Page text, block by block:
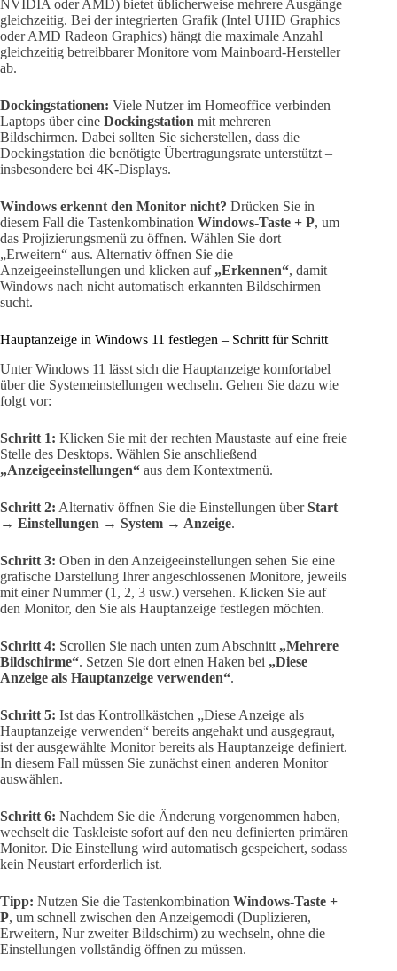
NVIDIA oder AMD) bietet üblicherweise mehrere Ausgänge
gleichzeitig. Bei der integrierten Grafik (Intel UHD Graphics
oder AMD Radeon Graphics) hängt die maximale Anzahl
gleichzeitig betreibbarer Monitore vom Mainboard-Hersteller
ab.
Dockingstationen: Viele Nutzer im Homeoffice verbinden
Laptops über eine Dockingstation mit mehreren
Bildschirmen. Dabei sollten Sie sicherstellen, dass die
Dockingstation die benötigte Übertragungsrate unterstützt –
insbesondere bei 4K-Displays.
Windows erkennt den Monitor nicht? Drücken Sie in
diesem Fall die Tastenkombination Windows-Taste + P, um
das Projizierungsmenü zu öffnen. Wählen Sie dort
„Erweitern“ aus. Alternativ öffnen Sie die
Anzeigeeinstellungen und klicken auf „Erkennen“, damit
Windows nach nicht automatisch erkannten Bildschirmen
sucht.
Hauptanzeige in Windows 11 festlegen – Schritt für Schritt
Unter Windows 11 lässt sich die Hauptanzeige komfortabel
über die Systemeinstellungen wechseln. Gehen Sie dazu wie
folgt vor:
Schritt 1: Klicken Sie mit der rechten Maustaste auf eine freie
Stelle des Desktops. Wählen Sie anschließend
„Anzeigeeinstellungen“ aus dem Kontextmenü.
Schritt 2: Alternativ öffnen Sie die Einstellungen überStart
→ Einstellungen → System → Anzeige.
Schritt 3: Oben in den Anzeigeeinstellungen sehen Sie eine
grafische Darstellung Ihrer angeschlossenen Monitore, jeweils
mit einer Nummer (1, 2, 3 usw.) versehen. Klicken Sie auf
den Monitor, den Sie als Hauptanzeige festlegen möchten.
Schritt 4: Scrollen Sie nach unten zum Abschnitt „Mehrere
Bildschirme“. Setzen Sie dort einen Haken bei „Diese
Anzeige als Hauptanzeige verwenden“.
Schritt 5: Ist das Kontrollkästchen „Diese Anzeige als
Hauptanzeige verwenden“ bereits angehakt und ausgegraut,
ist der ausgewählte Monitor bereits als Hauptanzeige definiert.
In diesem Fall müssen Sie zunächst einen anderen Monitor
auswählen.
Schritt 6: Nachdem Sie die Änderung vorgenommen haben,
wechselt die Taskleiste sofort auf den neu definierten primären
Monitor. Die Einstellung wird automatisch gespeichert, sodass
kein Neustart erforderlich ist.
Tipp: Nutzen Sie die Tastenkombination Windows-Taste +
P, um schnell zwischen den Anzeigemodi (Duplizieren,
Erweitern, Nur zweiter Bildschirm) zu wechseln, ohne die
Einstellungen vollständig öffnen zu müssen.